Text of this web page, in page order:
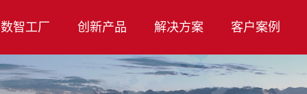
数智工厂 创新产品 解决方案 客户案例